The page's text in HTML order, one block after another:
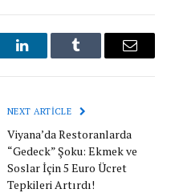
LinkedInTumblr Email
NEXT ARTICLE
Viyana’da Restoranlarda
“Gedeck” Şoku: Ekmek ve
Soslar İçin 5 Euro Ücret
Tepkileri Artırdı!